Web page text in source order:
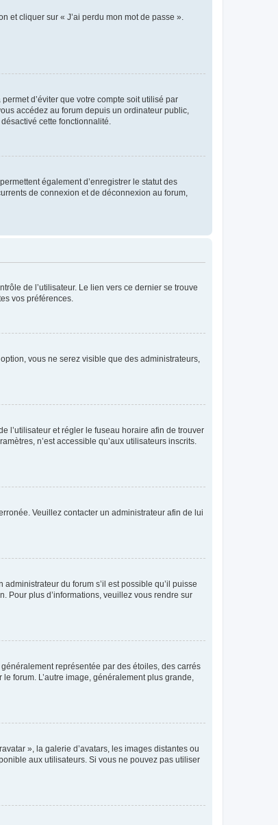
et cliquer sur « J’ai perdu mon mot de passe ».
d’éviter que votre compte soit utilisé par
accédez au forum depuis un ordinateur public,
cette fonctionnalité.
également d’enregistrer le statut des
de connexion et de déconnexion au forum,
de l’utilisateur. Le lien vers ce dernier se trouve
vos préférences.
vous ne serez visible que des administrateurs,
l’utilisateur et régler le fuseau horaire afin de trouver
n’est accessible qu’aux utilisateurs inscrits.
Veuillez contacter un administrateur afin de lui
du forum s’il est possible qu’il puisse
Pour plus d’informations, veuillez vous rendre sur
représentée par des étoiles, des carrés
forum. L’autre image, généralement plus grande,
», la galerie d’avatars, les images distantes ou
aux utilisateurs. Si vous ne pouvez pas utiliser